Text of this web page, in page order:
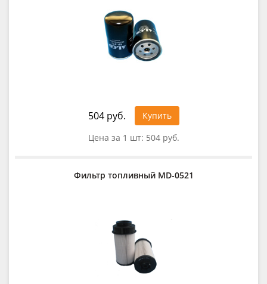
504 руб.
Купить
Цена за 1 шт: 504 руб.
Фильтр топливный MD-0521